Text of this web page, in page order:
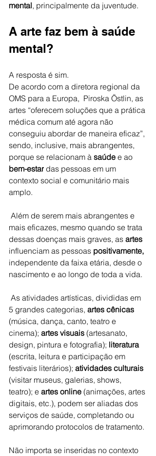
mental, principalmente da juventude.
A arte faz bem à saúde
mental?
A resposta é sim.
De acordo com a diretora regional da
OMS para a Europa,  Piroska Östlin, as
artes “oferecem soluções que a prática
médica comum até agora não
conseguiu abordar de maneira eficaz”,
sendo, inclusive, mais abrangentes,
porque se relacionam à saúde e ao
bem-estar das pessoas em um
contexto social e comunitário mais
amplo.
Além de serem mais abrangentes e
mais eficazes, mesmo quando se trata
dessas doenças mais graves, as artes
influenciam as pessoas positivamente,
independente da faixa etária, desde o
nascimento e ao longo de toda a vida.
5 grandes categorias, artes cênicas
(música, dança, canto, teatro e
cinema); artes visuais (artesanato,
design, pintura e fotografia); literatura
(escrita, leitura e participação em
festivais literários); atividades culturais
(visitar museus, galerias, shows,
teatro); e artes online (animações, artes
digitais, etc.), podem ser aliadas dos
serviços de saúde, completando ou
aprimorando protocolos de tratamento.
Não importa se inseridas no contexto